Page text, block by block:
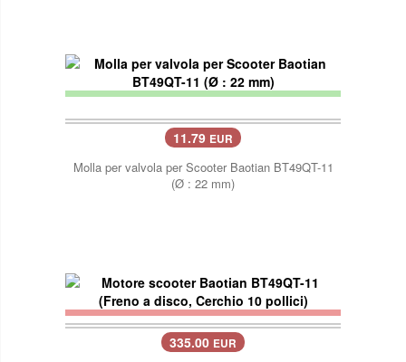
11.79 EUR
Molla per valvola per Scooter Baotian BT49QT-11
(Ø : 22 mm)
335.00 EUR